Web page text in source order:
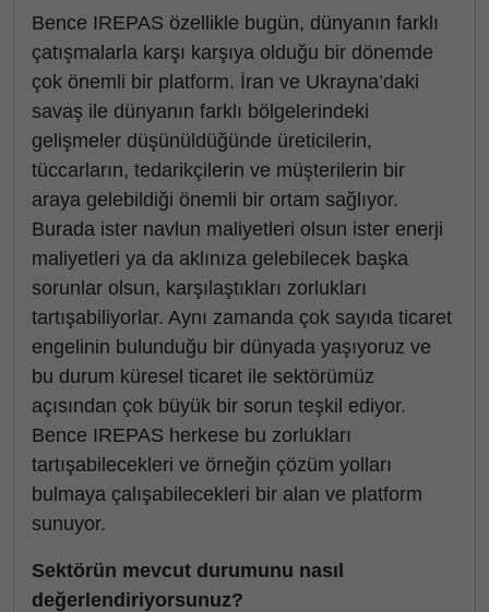
Bence IREPAS özellikle bugün, dünyanın farklı
çatışmalarla karşı karşıya olduğu bir dönemde
çok önemli bir platform. İran ve Ukrayna’daki
savaş ile dünyanın farklı bölgelerindeki
gelişmeler düşünüldüğünde üreticilerin,
tüccarların, tedarikçilerin ve müşterilerin bir
araya gelebildiği önemli bir ortam sağlıyor.
Burada ister navlun maliyetleri olsun ister enerji
maliyetleri ya da aklınıza gelebilecek başka
sorunlar olsun, karşılaştıkları zorlukları
tartışabiliyorlar. Aynı zamanda çok sayıda ticaret
engelinin bulunduğu bir dünyada yaşıyoruz ve
bu durum küresel ticaret ile sektörümüz
açısından çok büyük bir sorun teşkil ediyor.
Bence IREPAS herkese bu zorlukları
tartışabilecekleri ve örneğin çözüm yolları
bulmaya çalışabilecekleri bir alan ve platform
sunuyor.
Sektörün mevcut durumunu nasıl
değerlendiriyorsunuz?